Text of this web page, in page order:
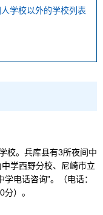
学校以外的学校列表
校。兵库县有3所夜间中
学西野分校、尼崎市立
电话咨询”。（电话：
）。